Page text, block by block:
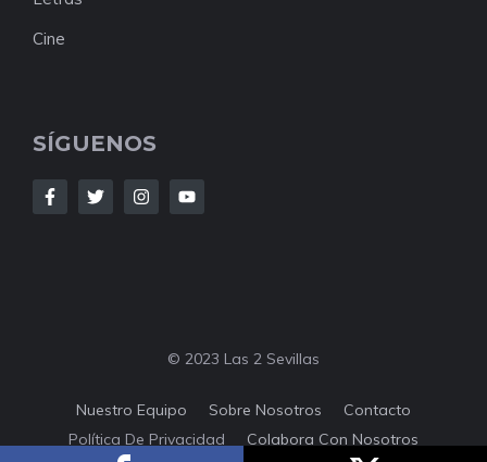
Cine
SÍGUENOS
© 2023 Las 2 Sevillas
Nuestro Equipo Sobre Nosotros
Contacto
Política De Privacidad
Colabora Con Nosotros